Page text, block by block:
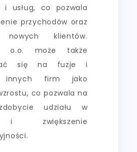
i usług, co pozwala
przychodów oraz
nowych klientów.
o.o. może także
się na fuzje i
innych firm jako
co pozwala na
udziału w
zwiększenie